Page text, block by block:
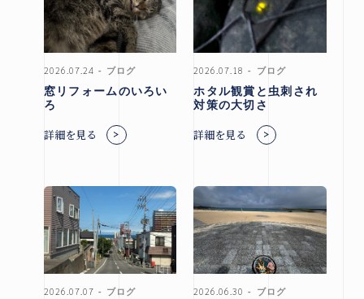
2026.07.24 ブログ
窓リフォームのいろい
ろ
詳細を見る
2026.07.18 ブログ
ホタル観賞と虫刺され
対策の大切さ
詳細を見る
2026.07.07 ブログ 2026.06.30 ブログ
北見
支店
資料請求はこちら